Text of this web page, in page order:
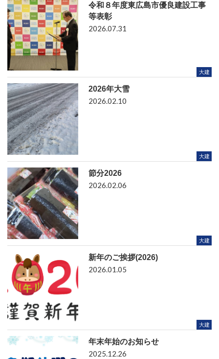
令和８年度東広島市優良建設工事
等表彰
大建
2026.07.31
2026年大雪
大建
2026.02.10
節分2026
大建
2026.02.06
新年のご挨拶(2026)
大建
2026.01.05
年末年始のお知らせ
2025.12.26